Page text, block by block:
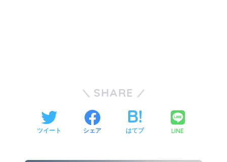
SHARE
ツイート シェア はてブ LINE